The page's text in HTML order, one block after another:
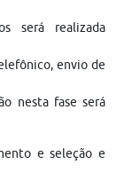
será realizada
envio de
nesta fase será
e seleção e